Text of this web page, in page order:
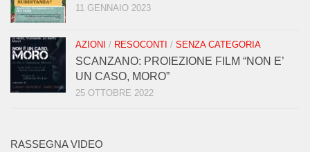
11 GENNAIO 2023
AZIONI / RESOCONTI / SENZA CATEGORIA
SCANZANO: PROIEZIONE FILM “NON E’
UN CASO, MORO”
25 OTTOBRE 2022
RASSEGNA VIDEO